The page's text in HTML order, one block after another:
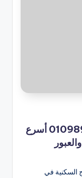
ونش زمزم لرفع الأثاث 01098907713 أسرع
السكنية في